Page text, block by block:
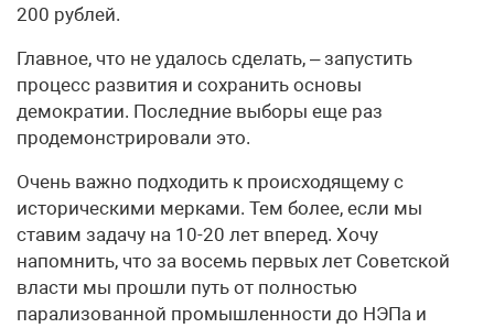
200 рублей.
Главное, что не удалось сделать, – запустить
процесс развития и сохранить основы
демократии. Последние выборы еще раз
продемонстрировали это.
Очень важно подходить к происходящему с
историческими мерками. Тем более, если мы
ставим задачу на 10-20 лет вперед. Хочу
напомнить, что за восемь первых лет Советской
власти мы прошли путь от полностью
парализованной промышленности до НЭПа и